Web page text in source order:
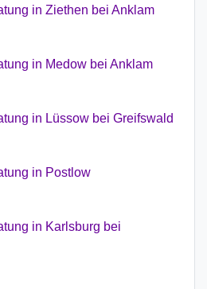
in Ziethen bei Anklam
in Medow bei Anklam
in Lüssow bei Greifswald
in Postlow
in Karlsburg bei